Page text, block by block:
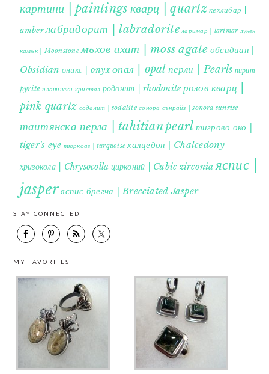
картини | paintings кварц | quartzкехлибар |
amberлабрадорит | labradorite ларимар | larimar лунен
камък | Moonstone мъхов ахат | moss agate обсидиан |
Obsidian оникс | onyxопал | opal перли | Pearls пирит |
pyrite планински кристал родонит | rhodonite розов кварц |
pink quartz содалит | sodalite сонора сънрайз | sonora sunrise
таитянска перла | tahitian pearl тигрово око |
tiger's eye тюркоаз | turquoise халцедон | Chalcedony
хризокола | Chrysocolla цирконий | Cubic zirconia яспис |
jasperяспис брегча | Brecciated Jasper
STAY CONNECTED
MY FAVORITES